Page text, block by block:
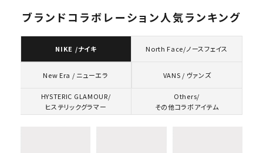
ブランドコラボレーション人気ランキング
NIKE /ナイキ North Face/ノースフェイス
New Era / ニューエラ VANS / ヴァンズ
HYSTERIC GLAMOUR/
ヒステリックグラマー
Others/
その他コラボアイテム